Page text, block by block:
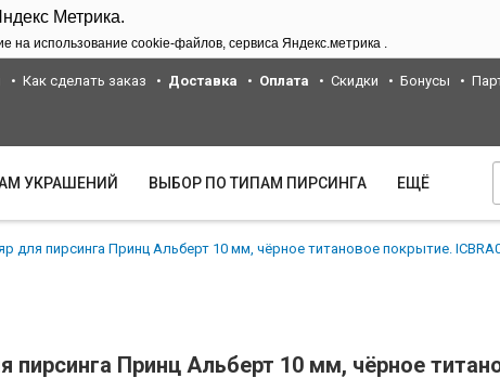
Метрика.
на использование cookie-файлов, сервиса Яндекс.метрика .
Как сделать заказ Доставка Оплата Скидки Бонусы
УКРАШЕНИЙ ВЫБОР ПО ТИПАМ ПИРСИНГА ЕЩЁ
для пирсинга Принц Альберт 10 мм, чёрное титановое покрытие.
пирсинга Принц Альберт 10 мм, чёрное